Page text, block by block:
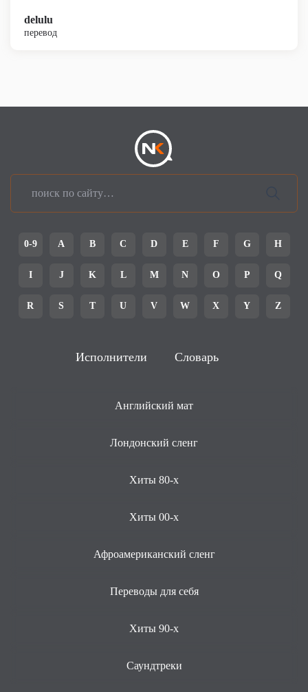
delulu
перевод
0-9 A B C D E F G H
I J K L M N O P Q
R S T U V W X Y Z
Исполнители Словарь
Английский мат
Лондонский сленг
Хиты 80-х
Хиты 00-х
Афроамериканский сленг
Переводы для себя
Хиты 90-х
Саундтреки